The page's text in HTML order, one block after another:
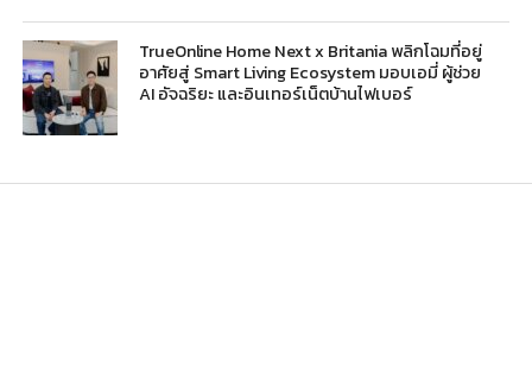
TrueOnline Home Next x Britania พลิกโฉมที่อยู่
อาศัยสู่ Smart Living Ecosystem มอบเอมี่ ผู้ช่วย
AI อัจฉริยะ และอินเทอร์เน็ตบ้านไฟเบอร์